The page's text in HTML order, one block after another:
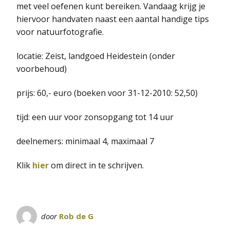
met veel oefenen kunt bereiken. Vandaag krijg je
hiervoor handvaten naast een aantal handige tips
voor natuurfotografie.
locatie: Zeist, landgoed Heidestein (onder
voorbehoud)
prijs: 60,- euro (boeken voor 31-12-2010: 52,50)
tijd: een uur voor zonsopgang tot 14 uur
deelnemers: minimaal 4, maximaal 7
Klik hierom direct in te schrijven.
door Rob de G